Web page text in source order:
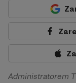
Administratorem